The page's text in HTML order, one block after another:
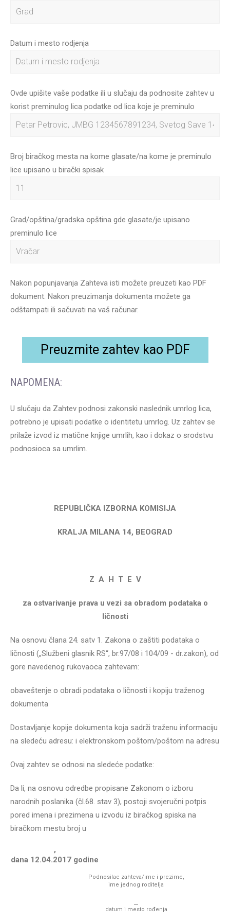
Datum i mesto rodjenja
Ovde upišite vaše podatke ili u slučaju da podnosite zahtev u
korist preminulog lica podatke od lica koje je preminulo
Broj biračkog mesta na kome glasate/na kome je preminulo
lice upisano u birački spisak
Grad/opština/gradska opština gde glasate/je upisano
preminulo lice
Nakon popunjavanja Zahteva isti možete preuzeti kao PDF
dokument. Nakon preuzimanja dokumenta možete ga
odštampati ili sačuvati na vaš računar.
Preuzmite zahtev kao PDF
NAPOMENA:
U slučaju da Zahtev podnosi zakonski naslednik umrlog lica,
potrebno je upisati podatke o identitetu umrlog. Uz zahtev se
prilaže izvod iz matične knjige umrlih, kao i dokaz o srodstvu
podnosioca sa umrlim.
REPUBLIČKA IZBORNA KOMISIJA
KRALJA MILANA 14, BEOGRAD
Z A H T E V
za ostvarivanje prava u vezi sa obradom podataka o
ličnosti
Na osnovu člana 24. satv 1. Zakona o zaštiti podataka o
ličnosti („Službeni glasnik RS“, br.97/08 i 104/09 - dr.zakon), od
gore navedenog rukovaoca zahtevam:
obaveštenje o obradi podataka o ličnosti i kopiju traženog
dokumenta
Dostavljanje kopije dokumenta koja sadrži traženu informaciju
na sledeću adresu: i elektronskom poštom/poštom na adresu
Ovaj zahtev se odnosi na sledeće podatke:
Da li, na osnovu odredbe propisane Zakonom o izboru
narodnih poslanika (čl.68. stav 3), postoji svojeručni potpis
pored imena i prezimena u izvodu iz biračkog spiska na
biračkom mestu broj u
,
dana 12.04.2017 godine
Podnosilac zahteva/ime i prezime,
ime jednog roditelja
datum i mesto rođenja